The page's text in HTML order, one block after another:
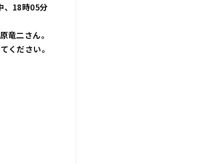
、18時05分
竜二さん。
ください。